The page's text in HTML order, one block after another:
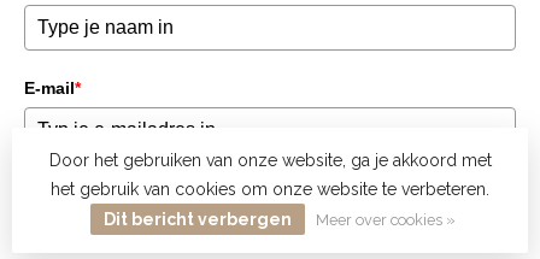
Door het gebruiken van onze website, ga je akkoord met
het gebruik van cookies om onze website te verbeteren.
Dit bericht verbergen
Meer over cookies »
E-mail*
Verzend